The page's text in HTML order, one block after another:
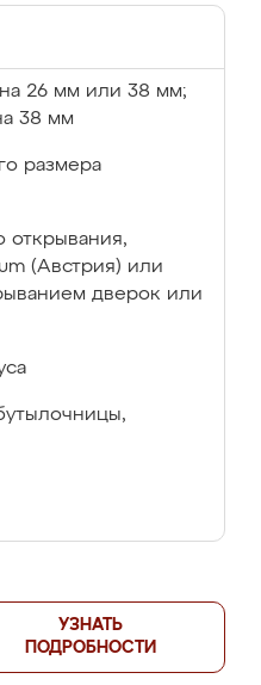
26 мм или 38 мм;
38 мм
размера
открывания,
(Австрия) или
дверок или
УЗНАТЬ
ПОДРОБНОСТИ